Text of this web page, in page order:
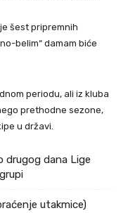
šest pripremnih
belim“ damam biće
periodu, ali iz kluba
prethodne sezone,
u državi.
drugog dana Lige
utakmice)